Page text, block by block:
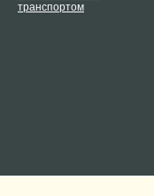
транспортом